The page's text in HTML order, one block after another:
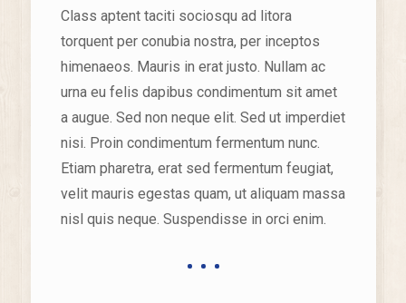
Class aptent taciti sociosqu ad litora
torquent per conubia nostra, per inceptos
himenaeos. Mauris in erat justo. Nullam ac
urna eu felis dapibus condimentum sit amet
a augue. Sed non neque elit. Sed ut imperdiet
nisi. Proin condimentum fermentum nunc.
Etiam pharetra, erat sed fermentum feugiat,
velit mauris egestas quam, ut aliquam massa
nisl quis neque. Suspendisse in orci enim.